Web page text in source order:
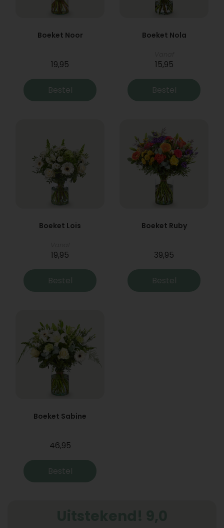
Boeket Noor
19,95
Bestel
Boeket Nola
15,95
Bestel
Boeket Lois
19,95
Bestel
Boeket Ruby
39,95
Bestel
Boeket Sabine
46,95
Bestel